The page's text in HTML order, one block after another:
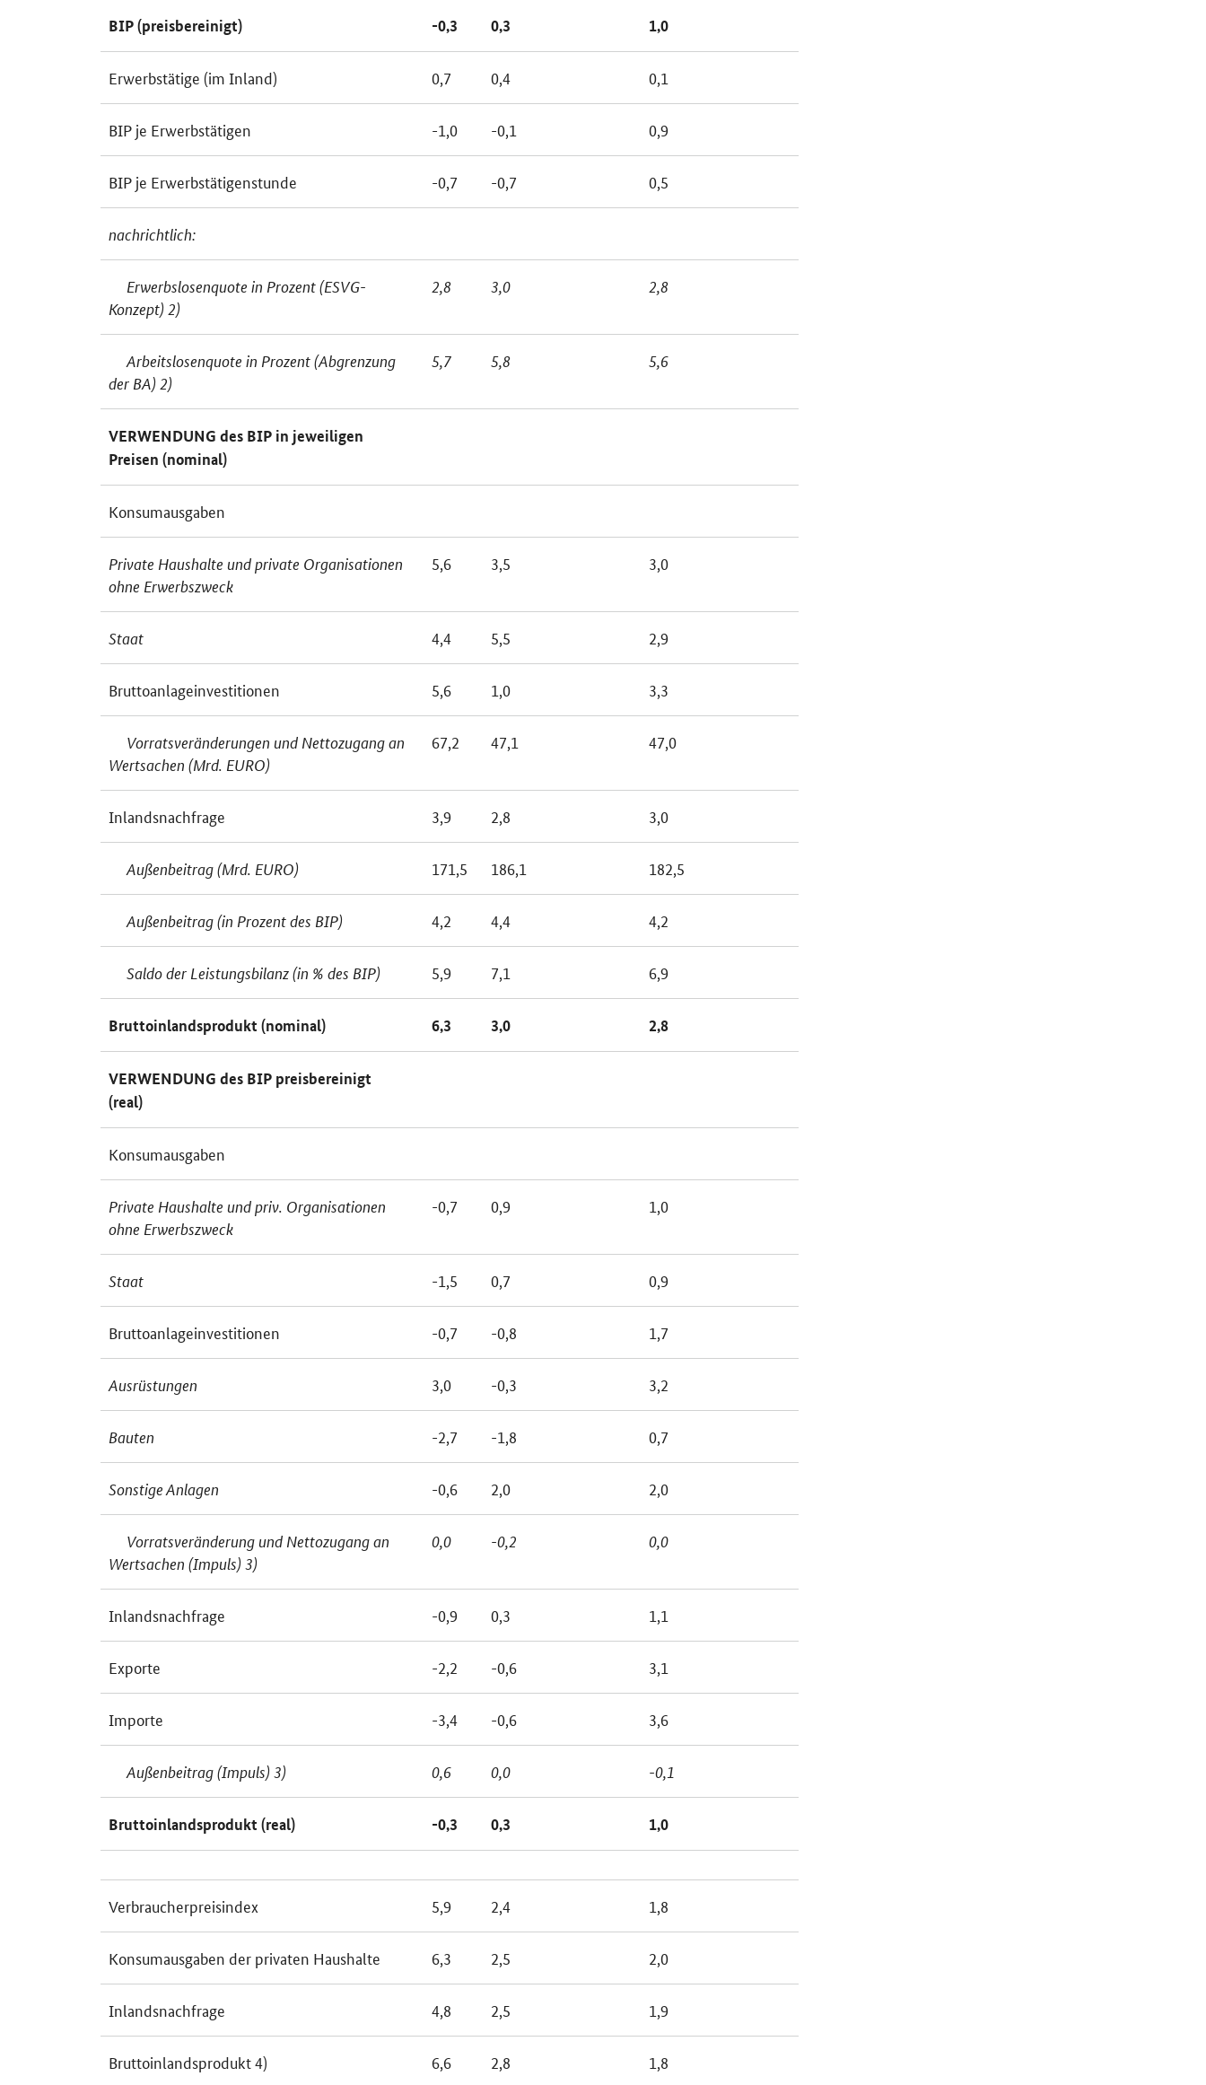
BIP (preisbereinigt) -0,3 0,3 1,0
Erwerbstätige (im Inland) 0,7 0,4 0,1
BIP je Erwerbstätigen -1,0 -0,1 0,9
BIP je Erwerbstätigenstunde -0,7 -0,7 0,5
nachrichtlich:
Erwerbslosenquote in Prozent (ESVG-
Konzept) 2)
2,8 3,0 2,8
Arbeitslosenquote in Prozent (Abgrenzung
der BA) 2)
5,7 5,8 5,6
VERWENDUNG des BIP in jeweiligen
Preisen (nominal)
Konsumausgaben
Private Haushalte und private Organisationen
ohne Erwerbszweck
5,6 3,5 3,0
Staat 4,4 5,5 2,9
Bruttoanlageinvestitionen 5,6 1,0 3,3
Vorratsveränderungen und Nettozugang an
Wertsachen (Mrd. EURO)
67,2 47,1 47,0
Inlandsnachfrage 3,9 2,8 3,0
Außenbeitrag (Mrd. EURO) 171,5 186,1 182,5
Außenbeitrag (in Prozent des BIP) 4,2 4,4 4,2
Saldo der Leistungsbilanz (in % des BIP) 5,9 7,1 6,9
Bruttoinlandsprodukt (nominal) 6,3 3,0 2,8
VERWENDUNG des BIP preisbereinigt
(real)
Konsumausgaben
Private Haushalte undpriv. Organisationen
ohne Erwerbszweck
-0,7 0,9 1,0
Staat -1,5 0,7 0,9
Bruttoanlageinvestitionen -0,7 -0,8 1,7
Ausrüstungen 3,0 -0,3 3,2
Bauten -2,7 -1,8 0,7
Sonstige Anlagen -0,6 2,0 2,0
Vorratsveränderung und Nettozugang an
Wertsachen (Impuls) 3)
0,0 -0,2 0,0
Inlandsnachfrage -0,9 0,3 1,1
Exporte -2,2 -0,6 3,1
Importe -3,4 -0,6 3,6
Außenbeitrag (Impuls) 3) 0,6 0,0 -0,1
Bruttoinlandsprodukt (real) -0,3 0,3 1,0
Verbraucherpreisindex 5,9 2,4 1,8
Konsumausgaben der privaten Haushalte 6,3 2,5 2,0
Inlandsnachfrage 4,8 2,5 1,9
Bruttoinlandsprodukt 4) 6,6 2,8 1,8